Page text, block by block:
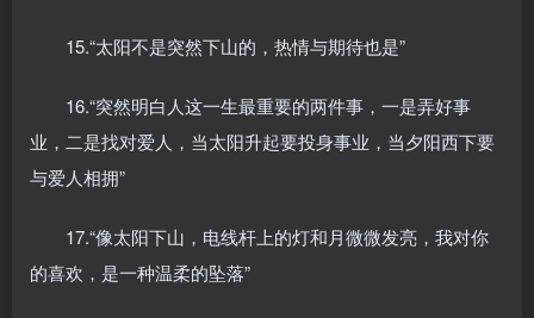
15.“太阳不是突然下山的，热情与期待也是”
16.“突然明白人这一生最重要的两件事，一是弄好事
业，二是找对爱人，当太阳升起要投身事业，当夕阳西下要
与爱人相拥”
17.“像太阳下山，电线杆上的灯和月微微发亮，我对你
的喜欢，是一种温柔的坠落”